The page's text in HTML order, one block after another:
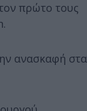
πρώτο τους
ανασκαφή στα